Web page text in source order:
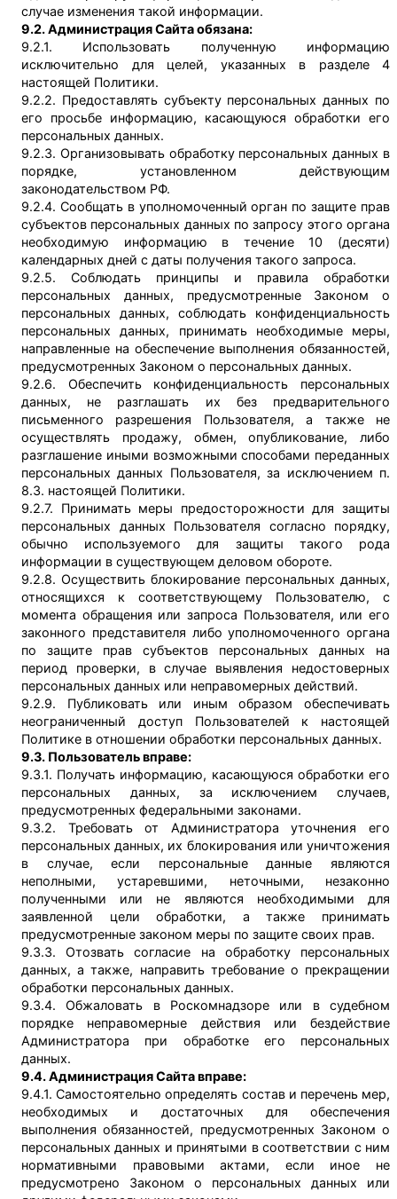
случае изменения такой информации.
9.2. Администрация Сайта обязана:
9.2.1. Использовать полученную информацию
исключительно для целей, указанных в разделе 4
настоящей Политики.
9.2.2. Предоставлять субъекту персональных данных по
его просьбе информацию, касающуюся обработки его
персональных данных.
9.2.3. Организовывать обработку персональных данных в
порядке, установленном действующим
законодательством РФ.
9.2.4. Сообщать в уполномоченный орган по защите прав
субъектов персональных данных по запросу этого органа
необходимую информацию в течение 10 (десяти)
календарных дней с даты получения такого запроса.
9.2.5. Соблюдать принципы и правила обработки
персональных данных, предусмотренные Законом о
персональных данных, соблюдать конфиденциальность
персональных данных, принимать необходимые меры,
направленные на обеспечение выполнения обязанностей,
предусмотренных Законом о персональных данных.
9.2.6. Обеспечить конфиденциальность персональных
данных, не разглашать их без предварительного
письменного разрешения Пользователя, а также не
осуществлять продажу, обмен, опубликование, либо
разглашение иными возможными способами переданных
персональных данных Пользователя, за исключением п.
8.3. настоящей Политики.
9.2.7. Принимать меры предосторожности для защиты
персональных данных Пользователя согласно порядку,
обычно используемого для защиты такого рода
информации в существующем деловом обороте.
9.2.8. Осуществить блокирование персональных данных,
относящихся к соответствующему Пользователю, с
момента обращения или запроса Пользователя, или его
законного представителя либо уполномоченного органа
по защите прав субъектов персональных данных на
период проверки, в случае выявления недостоверных
персональных данных или неправомерных действий.
9.2.9. Публиковать или иным образом обеспечивать
неограниченный доступ Пользователей к настоящей
Политике в отношении обработки персональных данных.
9.3. Пользователь вправе:
9.3.1. Получать информацию, касающуюся обработки его
персональных данных, за исключением случаев,
предусмотренных федеральными законами.
9.3.2. Требовать от Администратора уточнения его
персональных данных, их блокирования или уничтожения
в случае, если персональные данные являются
неполными, устаревшими, неточными, незаконно
полученными или не являются необходимыми для
заявленной цели обработки, а также принимать
предусмотренные законом меры по защите своих прав.
9.3.3. Отозвать согласие на обработку персональных
данных, а также, направить требование о прекращении
обработки персональных данных.
9.3.4. Обжаловать в Роскомнадзоре или в судебном
порядке неправомерные действия или бездействие
Администратора при обработке его персональных
данных.
9.4. Администрация Сайта вправе:
9.4.1. Самостоятельно определять состав и перечень мер,
необходимых и достаточных для обеспечения
выполнения обязанностей, предусмотренных Законом о
персональных данных и принятыми в соответствии с ним
нормативными правовыми актами, если иное не
предусмотрено Законом о персональных данных или